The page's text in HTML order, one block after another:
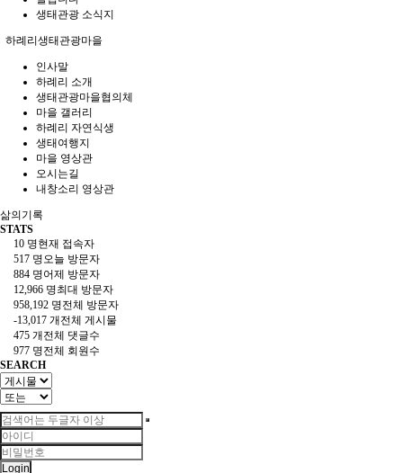
생태관광 소식지
하례리생태관광마을
인사말
하례리 소개
생태관광마을협의체
마을 갤러리
하례리 자연식생
생태여행지
마을 영상관
오시는길
내창소리 영상관
삶의기록
STATS
10 명현재 접속자
517 명오늘 방문자
884 명어제 방문자
12,966 명최대 방문자
958,192 명전체 방문자
-13,017 개 전체 게시물
475 개 전체 댓글수
977 명전체 회원수
SEARCH
Login